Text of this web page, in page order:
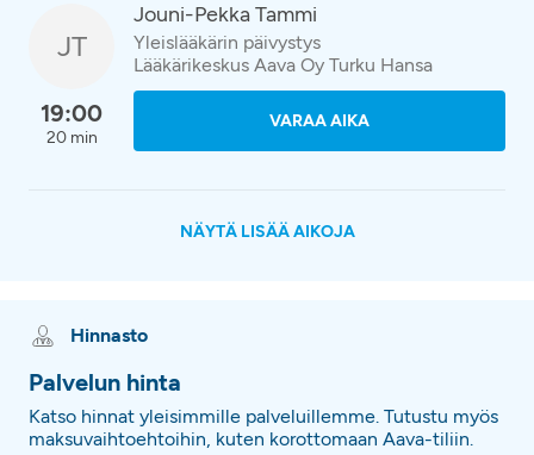
JT
19:00
20 min
Jouni-Pekka Tammi
Yleislääkärin päivystys
Lääkärikeskus Aava Oy Turku Hansa
VARAA AIKA
NÄYTÄ LISÄÄ AIKOJA
Hinnasto
Palvelun hinta
Katso hinnat yleisimmille palveluillemme. Tutustu myös
maksuvaihtoehtoihin, kuten korottomaan Aava-tiliin.